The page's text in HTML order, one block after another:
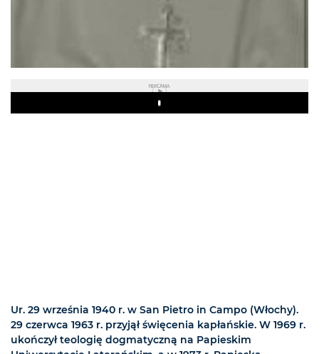
REKLAMA
Play
Ur. 29 września 1940 r. w San Pietro in Campo (Włochy).
29 czerwca 1963 r. przyjął święcenia kapłańskie. W 1969 r.
ukończył teologię dogmatyczną na Papieskim